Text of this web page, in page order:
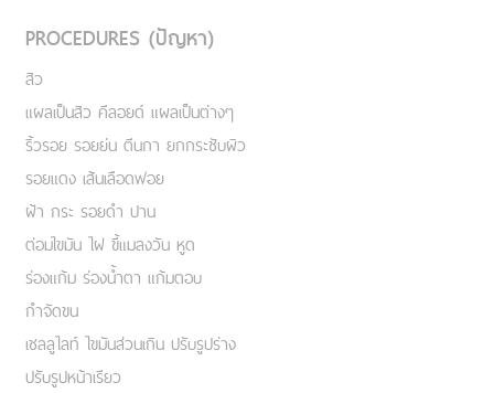
PROCEDURES (ปัญหา)
สิว
แผลเป็นสิว คีลอยด์ แผลเป็นต่างๆ
ริ้วรอย รอยย่น ตีนกา ยกกระชับผิว
รอยแดง เส้นเลือดฟอย
ฝ้า กระ รอยดำ ปาน
ต่อมไขมัน ไฝ ขี้แมลงวัน หูด
ร่องแก้ม ร่องน้ำตา แก้มตอบ
กำจัดขน
เชลลูไลท์ ไขมันส่วนเกิน ปรับรูปร่าง
ปรับรูปหน้าเรียว